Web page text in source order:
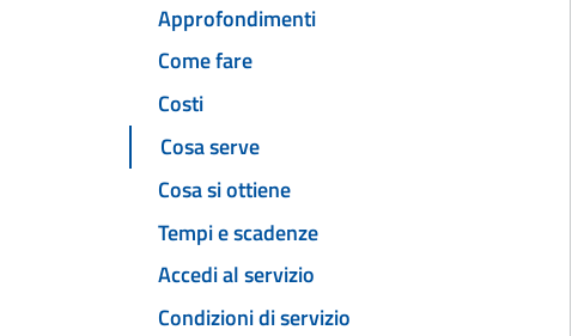
Approfondimenti
Come fare
Costi
Cosa serve
Cosa si ottiene
Tempi e scadenze
Accedi al servizio
Condizioni di servizio